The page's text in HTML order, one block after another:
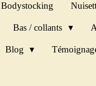
Bodystocking
Bas / collants
Blog